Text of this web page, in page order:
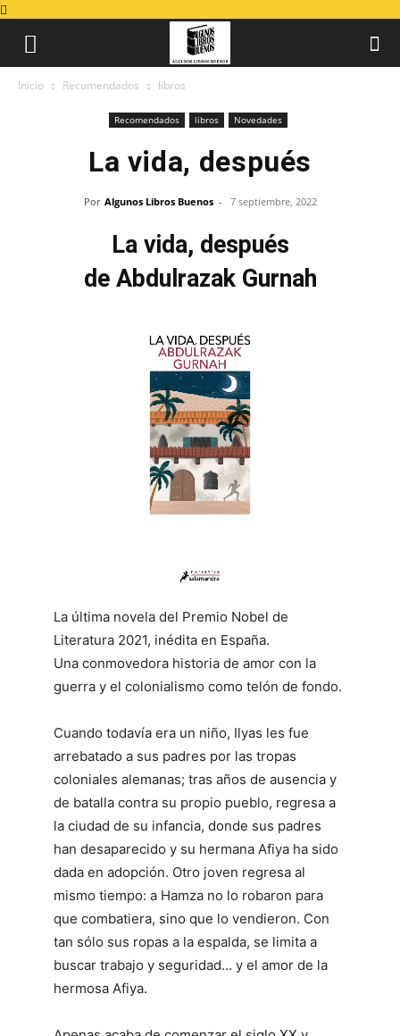
Inicio Recomendados libros
Recomendados libros Novedades
La vida, después
Por Algunos Libros Buenos - 7 septiembre, 2022
La vida, después
de Abdulrazak Gurnah
La última novela del Premio Nobel de
Literatura 2021, inédita en España.
Una conmovedora historia de amor con la
guerra y el colonialismo como telón de fondo.
Cuando todavía era un niño, Ilyas les fue
arrebatado a sus padres por las tropas
coloniales alemanas; tras años de ausencia y
de batalla contra su propio pueblo, regresa a
la ciudad de su infancia, donde sus padres
han desaparecido y su hermana Afiya ha sido
dada en adopción. Otro joven regresa al
mismo tiempo: a Hamza no lo robaron para
que combatiera, sino que lo vendieron. Con
tan sólo sus ropas a la espalda, se limita a
buscar trabajo y seguridad… y el amor de la
hermosa Afiya.